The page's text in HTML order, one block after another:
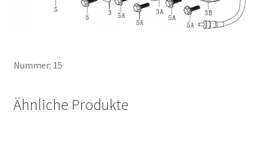
Nummer: 15
Ähnliche Produkte